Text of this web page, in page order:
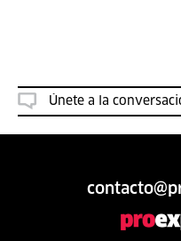
Únete a la